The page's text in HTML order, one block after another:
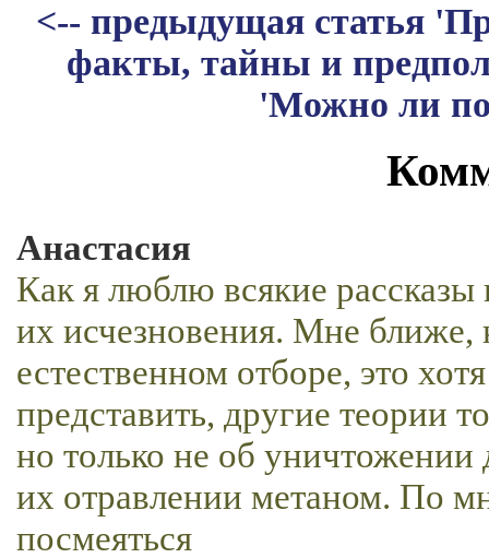
<-- предыдущая статья
факты, тайны и
'Можно ли
Анастасия
Как я люблю всякие
их исчезновения. Мне ближе,
естественном отборе, это
представить, другие теории
но только не об
их отравлении метаном. По
посмеяться